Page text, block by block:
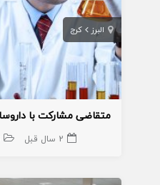
البرز کرج
2 سال قبل